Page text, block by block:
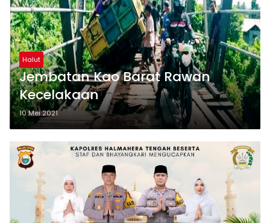
Halut
Jembatan Kao Barat Rawan
Kecelakaan
10 Mei 2021